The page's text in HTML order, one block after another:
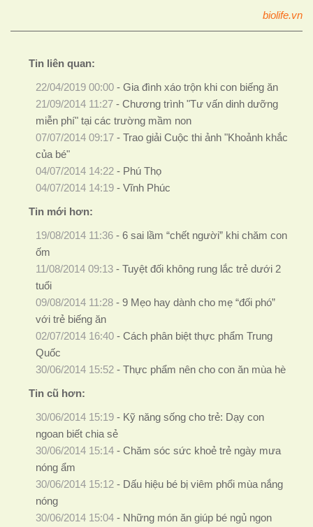
biolife.vn
Tin liên quan:
22/04/2019 00:00- Gia đình xáo trộn khi con biếng ăn
21/09/2014 11:27- Chương trình "Tư vấn dinh dưỡng
miễn phí" tại các trường mầm non
07/07/2014 09:17- Trao giải Cuộc thi ảnh "Khoảnh khắc
của bé"
04/07/2014 14:22- Phú Thọ
04/07/2014 14:19- Vĩnh Phúc
Tin mới hơn:
19/08/2014 11:36- 6 sai lầm “chết người” khi chăm con
ốm
11/08/2014 09:13- Tuyệt đối không rung lắc trẻ dưới 2
tuổi
09/08/2014 11:28- 9 Mẹo hay dành cho mẹ “đối phó”
với trẻ biếng ăn
02/07/2014 16:40- Cách phân biệt thực phẩm Trung
Quốc
30/06/2014 15:52- Thực phẩm nên cho con ăn mùa hè
Tin cũ hơn:
30/06/2014 15:19- Kỹ năng sống cho trẻ: Dạy con
ngoan biết chia sẻ
30/06/2014 15:14- Chăm sóc sức khoẻ trẻ ngày mưa
nóng ẩm
30/06/2014 15:12- Dấu hiệu bé bị viêm phổi mùa nắng
nóng
30/06/2014 15:04- Những món ăn giúp bé ngủ ngon